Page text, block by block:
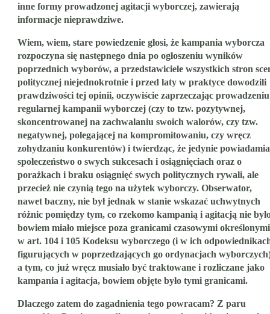
inne formy prowadzonej agitacji wyborczej, zawierają
informacje nieprawdziwe.
Wiem, wiem, stare powiedzenie głosi, że kampania wyborcza
rozpoczyna się następnego dnia po ogłoszeniu wyników
poprzednich wyborów, a przedstawiciele wszystkich stron
politycznej niejednokrotnie i przed laty w praktyce dowodzili
prawdziwości tej opinii, oczywiście zaprzeczając prowadzeniu
regularnej kampanii wyborczej (czy to tzw. pozytywnej,
skoncentrowanej na zachwalaniu swoich walorów, czy tzw.
negatywnej, polegającej na kompromitowaniu, czy wręcz
zohydzaniu konkurentów) i twierdząc, że jedynie
społeczeństwo o swych sukcesach i osiągnięciach oraz o
porażkach i braku osiągnięć swych politycznych rywali, ale
przecież nie czynią tego na użytek wyborczy. Obserwator,
nawet baczny, nie był jednak w stanie wskazać uchwytnych
różnic pomiędzy tym, co rzekomo kampanią i agitacją nie
bowiem miało miejsce poza granicami czasowymi określonymi
w art. 104 i 105 Kodeksu wyborczego (i w ich
figurujących w poprzedzających go ordynacjach
a tym, co już wręcz musiało być traktowane i rozliczane jako
kampania i agitacja, bowiem objęte było tymi granicami.
Dlaczego zatem do zagadnienia tego powracam? Z paru